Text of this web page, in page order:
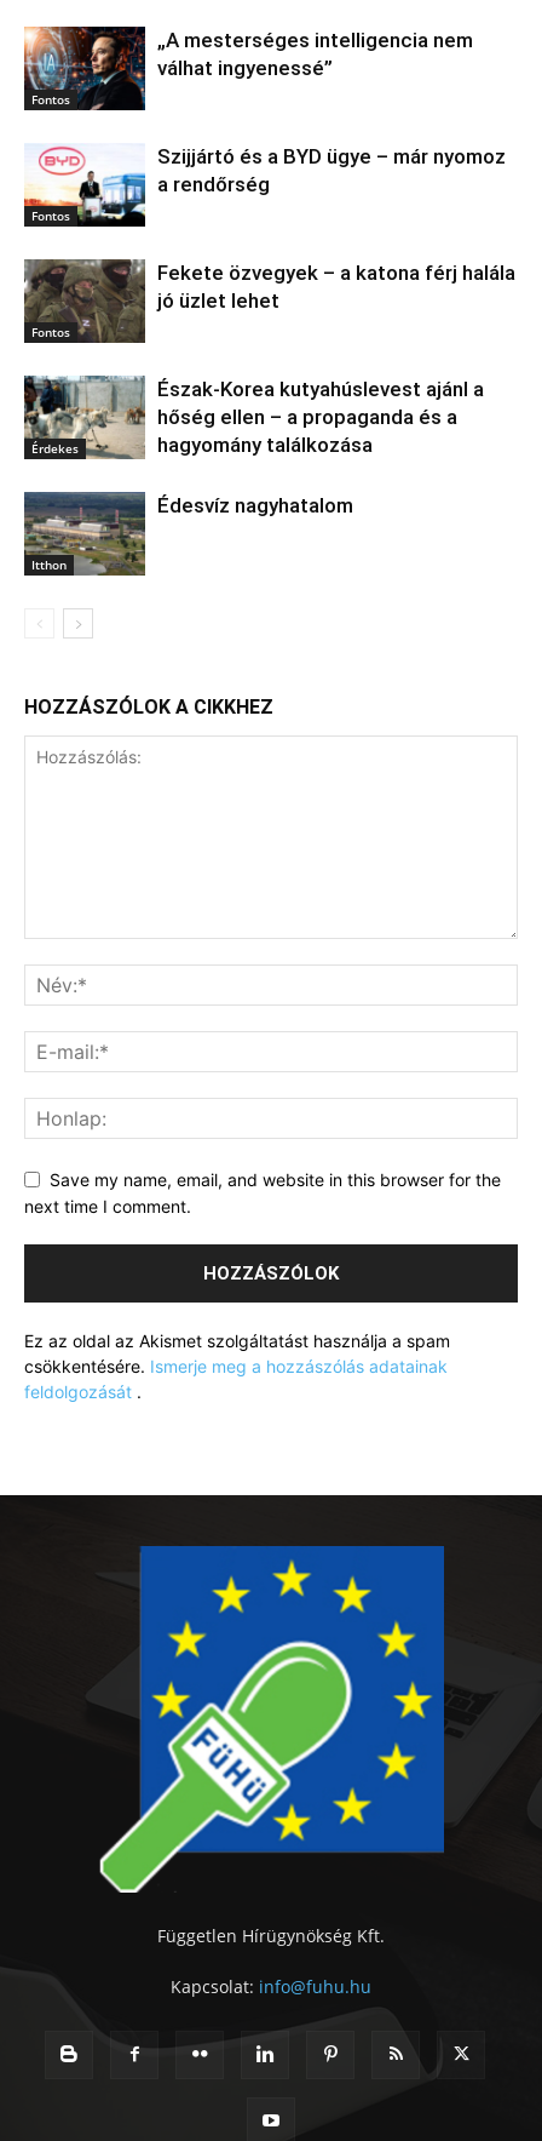
Fontos
„A mesterséges intelligencia nem
válhat ingyenessé”
Fontos
Szijjártó és a BYD ügye – már nyomoz
a rendőrség
Fontos
Fekete özvegyek – a katona férj halála
jó üzlet lehet
Érdekes
Észak‑Korea kutyahúslevest ajánl a
hőség ellen – a propaganda és a
hagyomány találkozása
Itthon
Édesvíz nagyhatalom
HOZZÁSZÓLOK A CIKKHEZ
Save my name, email, and website in this browser for the
next time I comment.
Ez az oldal az Akismet szolgáltatást használja a spam
csökkentésére. Ismerje meg a hozzászólás adatainak
feldolgozását .
Független Hírügynökség Kft.
Kapcsolat: info@fuhu.hu